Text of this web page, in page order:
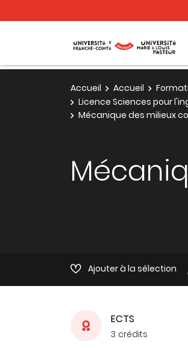
Accueil Accueil
Licence Sciences pour
Mécanique des milieux
Ajouter à la sélection
ECTS
3 crédits